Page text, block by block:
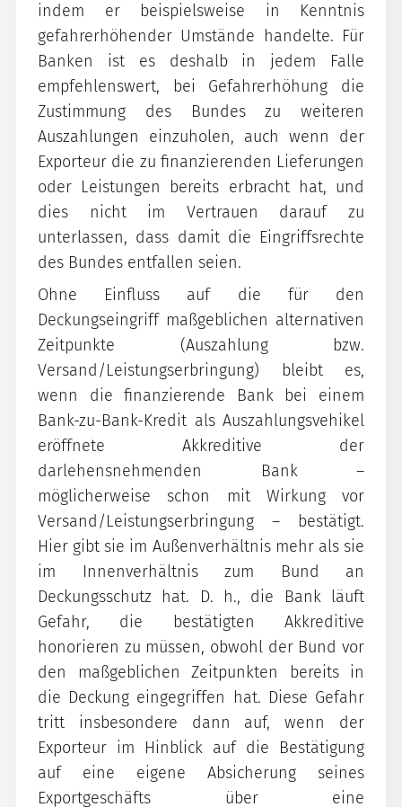
indem er beispielsweise in Kenntnis
gefahrerhöhender Umstände handelte. Für
Banken ist es deshalb in jedem Falle
empfehlenswert, bei Gefahrerhöhung die
Zustimmung des Bundes zu weiteren
Auszahlungen einzuholen, auch wenn der
Exporteur die zu finanzierenden Lieferungen
oder Leistungen bereits erbracht hat, und
dies nicht im Vertrauen darauf zu
unterlassen, dass damit die Eingriffsrechte
des Bundes entfallen seien.
Ohne Einfluss auf die für den
Deckungseingriff maßgeblichen alternativen
Zeitpunkte (Auszahlung bzw.
Versand/Leistungserbringung) bleibt es,
wenn die finanzierende Bank bei einem
Bank-zu-Bank-Kredit als Auszahlungsvehikel
eröffnete Akkreditive der
darlehensnehmenden Bank –
möglicherweise schon mit Wirkung vor
Versand/Leistungserbringung – bestätigt.
Hier gibt sie im Außenverhältnis mehr als sie
im Innenverhältnis zum Bund an
Deckungsschutz hat. D. h., die Bank läuft
Gefahr, die bestätigten Akkreditive
honorieren zu müssen, obwohl der Bund vor
den maßgeblichen Zeitpunkten bereits in
die Deckung eingegriffen hat. Diese Gefahr
tritt insbesondere dann auf, wenn der
Exporteur im Hinblick auf die Bestätigung
auf eine eigene Absicherung seines
Exportgeschäfts über eine